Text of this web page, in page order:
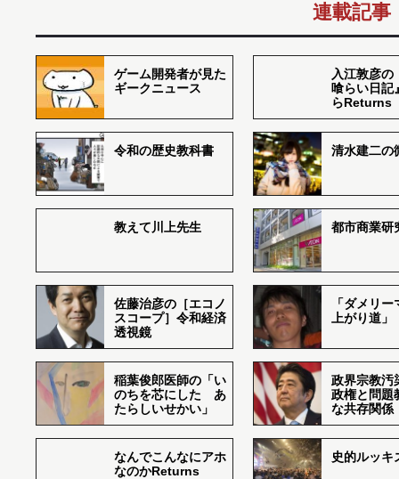
連載記事
ゲーム開発者が見た
ギークニュース
入江敦彦の
喰らい日記
らReturns
令和の歴史教科書 清水建二の
教えて川上先生 都市商業研
佐藤治彦の［エコノ
スコープ］令和経済
透視鏡
「ダメリ
上がり道」
稲葉俊郎医師の「い
のちを芯にした あ
たらしいせかい」
政界宗教汚
政権と問題
な共存関係
なんでこんなにアホ
なのかReturns
史的ルッキ